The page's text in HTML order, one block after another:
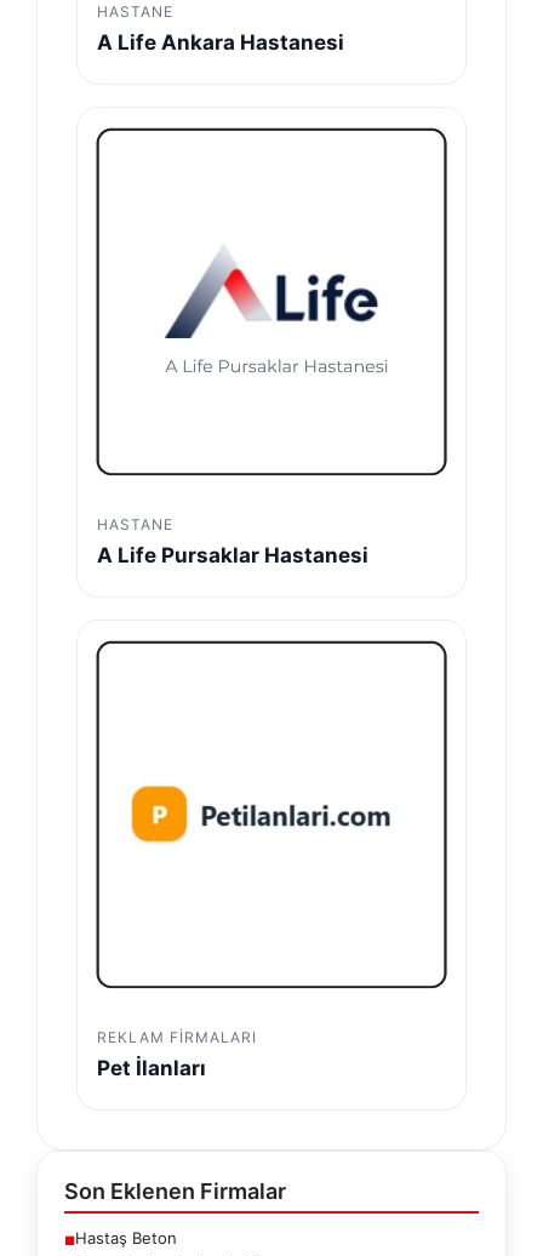
HASTANE
A Life Ankara Hastanesi
HASTANE
A Life Pursaklar Hastanesi
REKLAM FIRMALARI
Pet İlanları
Son Eklenen Firmalar
■Hastaş Beton